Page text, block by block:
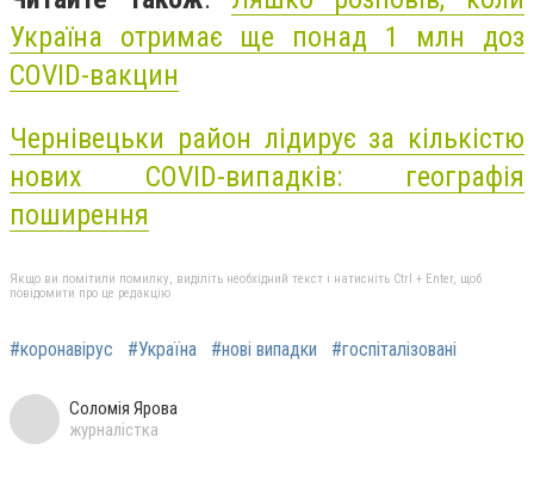
Україна отримає ще понад 1 млн доз
COVID-вакцин
Чернівецьки район лідирує за кількістю
нових COVID-випадків: географія
поширення
Якщо ви помітили помилку, виділіть необхідний текст і натисніть Ctrl + Enter, щоб
повідомити про це редакцію
#коронавірус #Україна #нові випадки #госпіталізовані
Соломія Ярова
журналістка